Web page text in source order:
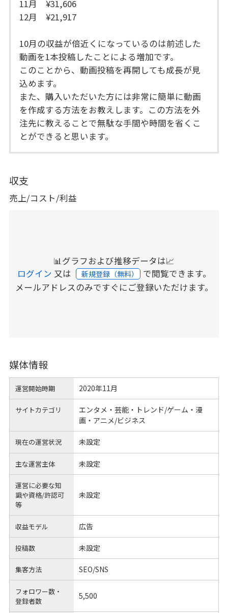
11月 ¥31,606
12月 ¥21,917
10月の収益が倍近くになっているのは前述した
動画を1本投稿したことによる増加です。
このことから、動画投稿を再開しても成長が見
込めます。
また、購入いただいた方には非常に簡単に動画
を作成する方法をお教えします。この方法を外
注先に教えることで無駄な手間や時間を省くこ
とができると思います。
収支
売上/コスト/利益
📊グラフおよび推移データは📈
ログイン 又は 新規登録（無料） で閲覧できます。
メールアドレスのみですぐにご登録いただけます。
媒体情報
運営開始時期 2020年11月
サイトカテゴリ
エンタメ・芸能・トレンド/ゲーム・漫
画・アニメ/ビジネス
現在の運営状況 未設定
主な運営主体 未設定
運営に必要な知
識や資格/許認可
等
未設定
収益モデル 広告
投稿数 未設定
集客方法 SEO/SNS
フォロワー数・
登録者数
5,500